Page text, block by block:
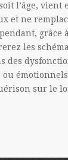
l’âge, vient
et ne
grâce
les
des
sur le